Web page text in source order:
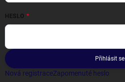
HESLO
Přihlásit se
Nová registraceZapomenuté heslo